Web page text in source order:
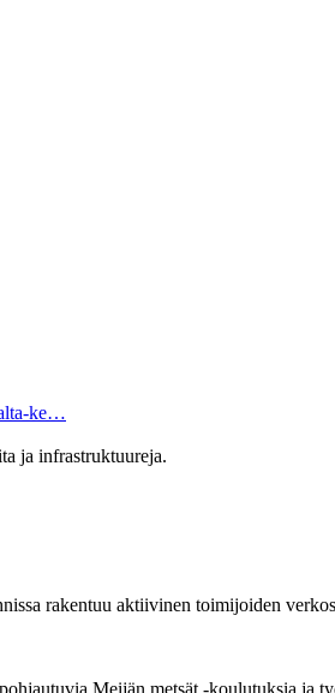
ke…
rakentuu aktiivinen toimijoiden
Meijän metsät -koulutuksia ja